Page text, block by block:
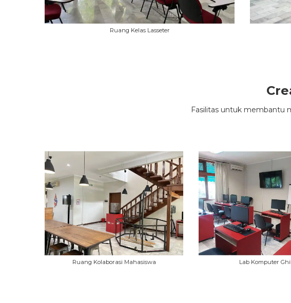
Ruang Kelas Lasseter
Fasilitas untuk membantu
Ruang Kolaborasi Mahasiswa Lab Komputer